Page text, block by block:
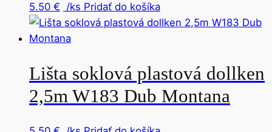
5.50 € /ks Pridať do košíka
Lišta soklová plastová dollken
2,5m W183 Dub Montana